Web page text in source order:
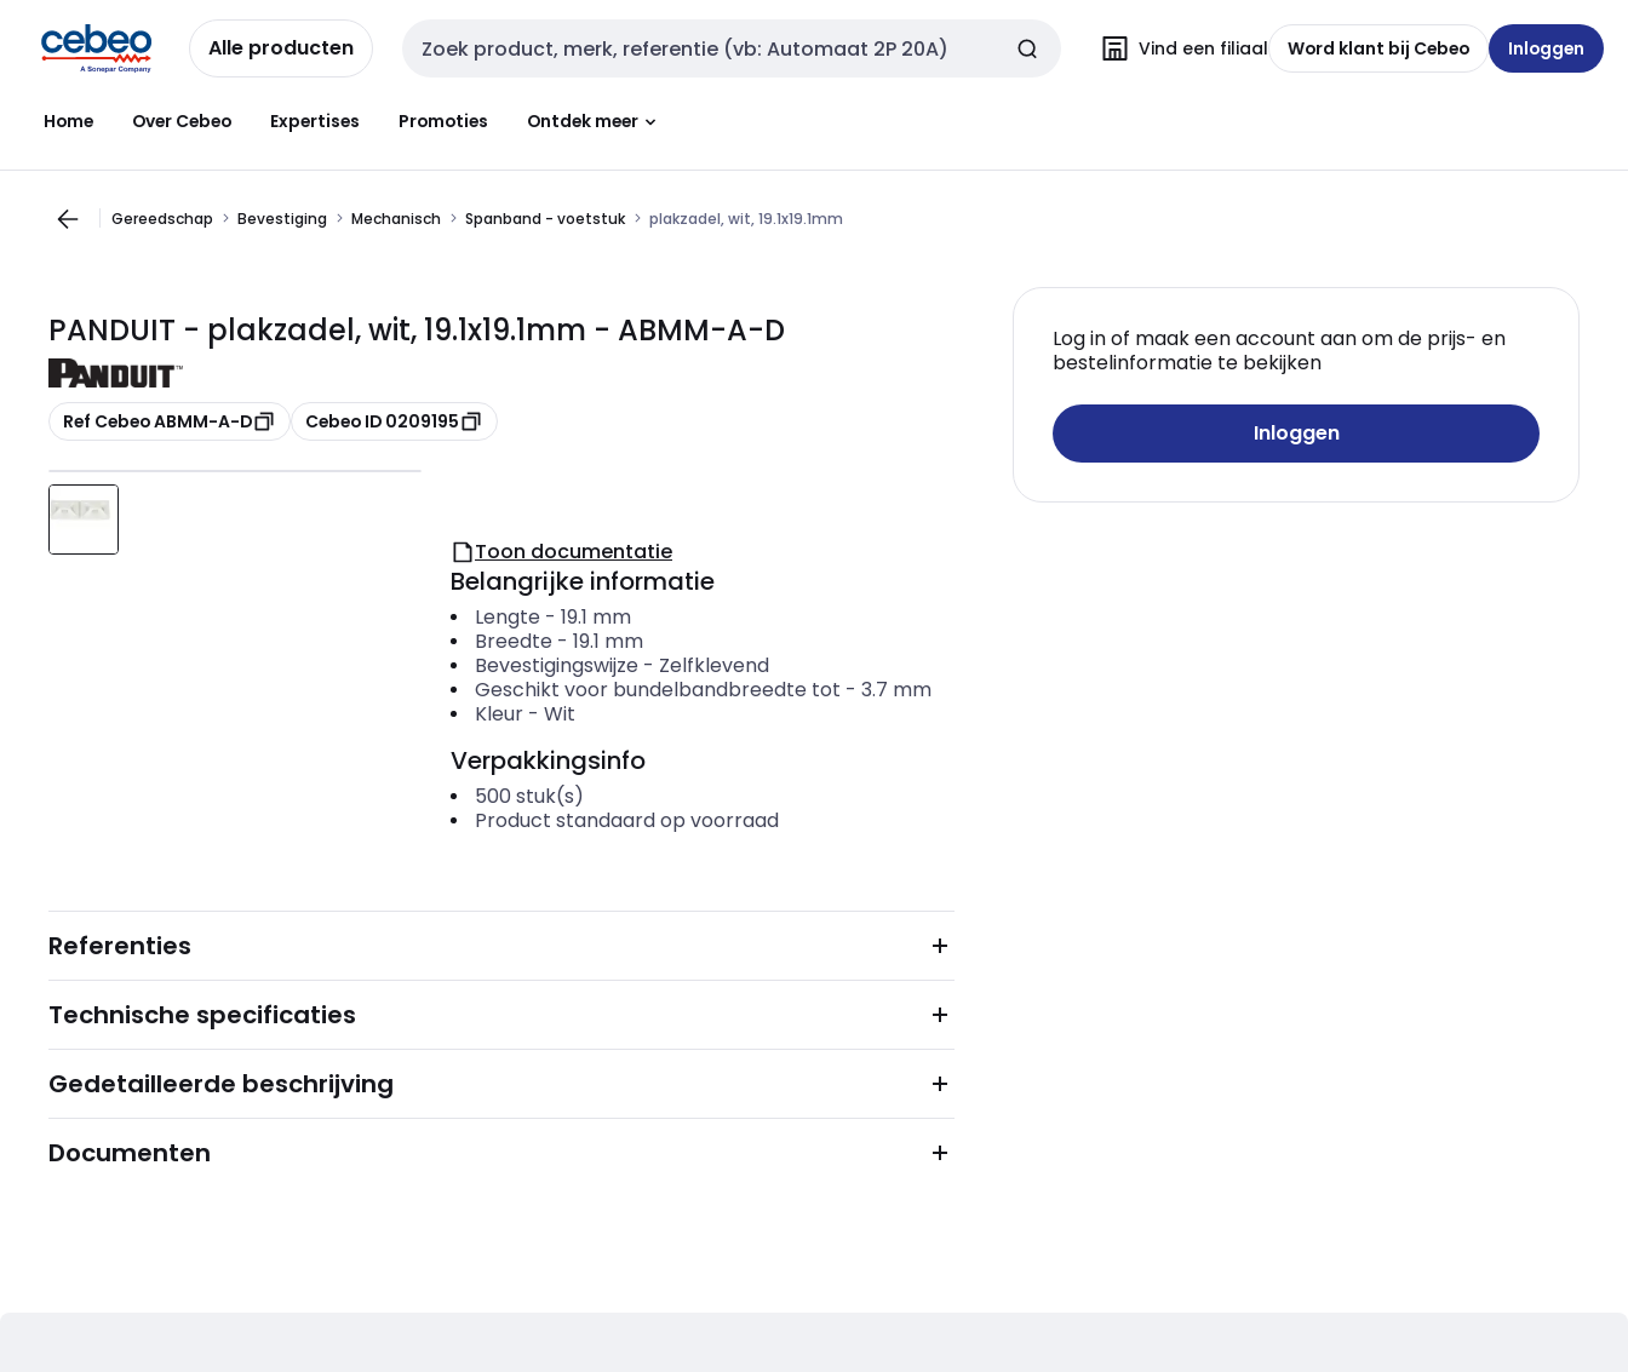
naar
navigatie
naar
inhoud
Alle producten Zoekveld invoer Vind een filiaal Word klant bij Cebeo Inloggen
Home Over Cebeo Expertises Promoties Ontdek meer
Gereedschap Bevestiging Mechanisch Spanband - voetstuk plakzadel, wit, 19.1x19.1mm
PANDUIT - plakzadel, wit, 19.1x19.1mm - ABMM-A-D
Kopiëren
Ref Cebeo ABMM-A-D Kopiëren
Cebeo ID 0209195
Log in of maak een account aan om de prijs- en
bestelinformatie te bekijken
Inloggen
Toon documentatie
Belangrijke informatie
Lengte - 19.1 mm
Breedte - 19.1 mm
Bevestigingswijze - Zelfklevend
Geschikt voor bundelbandbreedte tot - 3.7 mm
Kleur- Wit
Verpakkingsinfo
500 stuk(s)
Product standaard op voorraad
Referenties
Technische specificaties
Gedetailleerde beschrijving
Documenten